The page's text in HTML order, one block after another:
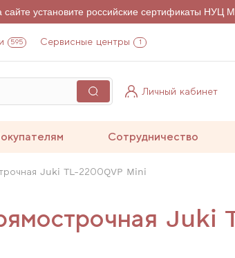
установите российские сертификаты
595 Сервисные центры 1
Личный кабинет
Сотрудничество
Juki TL-2200QVP Mini
Juki